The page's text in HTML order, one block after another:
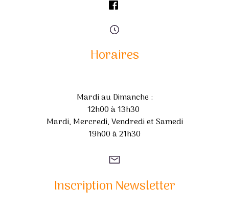
Horaires
Mardi au Dimanche :
12h00 à 13h30
Mardi, Mercredi, Vendredi et Samedi
19h00 à 21h30
Inscription Newsletter